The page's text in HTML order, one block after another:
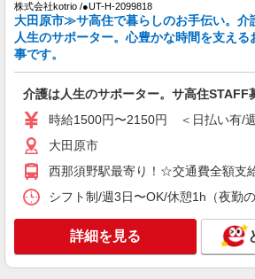
＜大田原市＞小さなデ
3勤務≫≪夕方退社≫
時給1500円〜2125円
キープ
派遣社員
株式会社kotrio /●UT-H-2159579
＜大田原市＞綺麗で清
守りや生活サポートなど
時給1500円〜2125円
通費全支給(ガソリン代含
株式会社kotrio /●UT-H-2099818
大田原市≫サ高住で暮らしのお手伝い。介
人生のサポーター。心豊かな時間を支える
事です。
介護は人生のサポーター。サ高住STAFF
時給1500円〜2150円 ＜日払い有/
大田原市
西那須野駅最寄り！☆交通費全額支
シフト制/週3日〜OK/休憩1h（夜勤
詳細を見る